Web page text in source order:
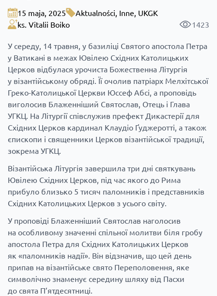
15 maja, 2025 Aktualności, Inne, UKGK
ks. Vitalii Boiko
1423
У середу, 14 травня, у базиліці Святого апостола Петра
у Ватикані в межах Ювілею Східних Католицьких
Церков відбулася урочиста Божественна Літургія
у візантійському обряді. Її очолив патріарх Мелхітської
Греко-Католицької Церкви Юссеф Абсі, а проповідь
виголосив Блаженніший Святослав, Отець і Глава
УГКЦ. На Літургії співслужив префект Дикастерії для
Східних Церков кардинал Клаудіо Ґуджеротті, а також
єпископи і священники Церков візантійської традиції,
зокрема УГКЦ.
Візантійська Літургія завершила три дні святкувань
Ювілею Східних Церков, під час якого до Рима
прибуло близько 5 тисяч паломників і представників
Східних Католицьких Церков з усього світу.
У проповіді Блаженніший Святослав наголосив
на особливому значенні спільної молитви біля гробу
апостола Петра для Східних Католицьких Церков
як «паломників надії». Він відзначив, що цей день
припав на візантійське свято Переполовення, яке
символічно знаменує середину шляху від Пасхи
до свята П’ятдесятниці.